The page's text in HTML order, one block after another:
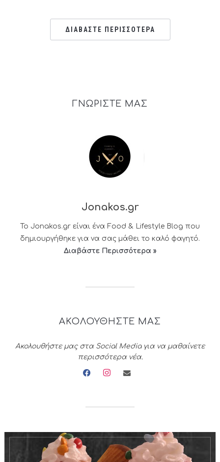
ΔΙΑΒΑΣΤΕ ΠΕΡΙΣΣΟΤΕΡΑ
ΓΝΩΡΙΣΤΕ ΜΑΣ
Jonakos.gr
Το Jonakos.gr είναι ένα Food & Lifestyle Blog που
δημιουργήθηκε για να σας μάθει το καλό φαγητό.
Διαβάστε Περισσότερα »
ΑΚΟΛΟΥΘΗΣΤΕ ΜΑΣ
Ακολουθήστε μας στα Social Media για να μαθαίνετε
περισσότερα νέα.
facebookinstagramenvelope